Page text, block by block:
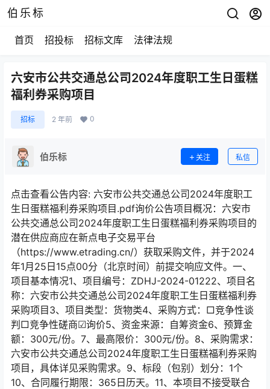
伯乐标
首页 招投标 招标文库 法律法规
六安市公共交通总公司2024年度职工生日蛋糕
福利券采购项目
招标 2 年前 0
伯乐标 关注 私信
点击查看公告内容: 六安市公共交通总公司2024年度职工
生日蛋糕福利券采购项目.pdf询价公告项目概况：六安市
公共交通总公司2024年度职工生日蛋糕福利券采购项目的
潜在供应商应在新点电子交易平台
（https://www.etrading.cn/）获取采购文件，并于2024
年1月25日15点00分（北京时间）前提交响应文件。一、
项目基本情况1、项目编号：ZDHJ-2024-01222、项目名
称：六安市公共交通总公司2024年度职工生日蛋糕福利券
采购项目3、项目类型：货物类4、采购方式：□竞争性谈
判□竞争性磋商☑询价5、资金来源：自筹资金6、预算金
额：300元/份。7、最高限价：300元/份。8、采购需求：
六安市公共交通总公司2024年度职工生日蛋糕福利券采购
项目，具体详见采购需求。9、标段（包别）划分：1个
10、合同履行期限：365日历天。11、本项目不接受联合